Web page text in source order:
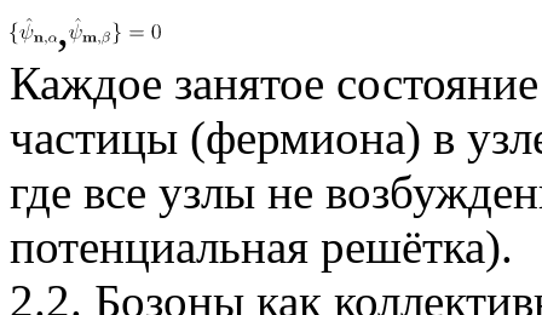
,
Каждое занятое
частицы (фермиона) в
где все узлы не
потенциальная решётка).
2.2. Бозоны как